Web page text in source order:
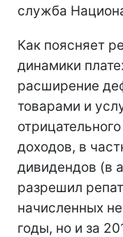
служба
Как поясняет
динамики
расширение
товарами и
доходов, в
дивидендов (в
разрешил
начисленных
годы, но и за